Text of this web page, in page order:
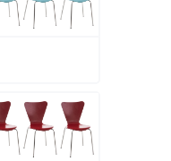
hellblau
rot